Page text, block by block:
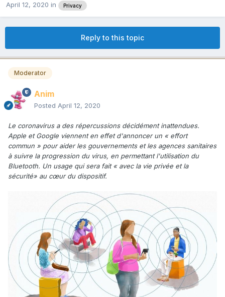
April 12, 2020 in Privacy
Reply to this topic
Moderator
Anim
Posted April 12, 2020
Le coronavirus a des répercussions décidément inattendues.
Apple et Google viennent en effet d'annoncer un « effort
commun » pour aider les gouvernements et les agences sanitaires
à suivre la progression du virus, en permettant l'utilisation du
Bluetooth. Un usage qui sera fait « avec la vie privée et la
sécurité» au cœur du dispositif.